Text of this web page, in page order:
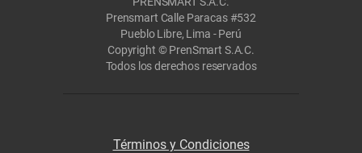
Prensmart Calle Paracas #532
Pueblo Libre, Lima - Perú
Copyright © PrenSmart S.A.C.
Todos los derechos reservados
Términos y Condiciones